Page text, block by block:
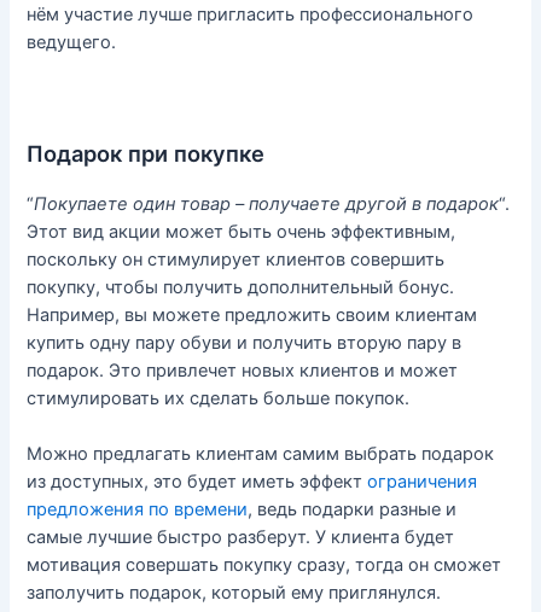
нём участие лучше пригласить профессионального
ведущего.
Подарок при покупке
“Покупаете один товар – получаете другой в подарок“.
Этот вид акции может быть очень эффективным,
поскольку он стимулирует клиентов совершить
покупку, чтобы получить дополнительный бонус.
Например, вы можете предложить своим клиентам
купить одну пару обуви и получить вторую пару в
подарок. Это привлечет новых клиентов и может
стимулировать их сделать больше покупок.
Можно предлагать клиентам самим выбрать подарок
из доступных, это будет иметь эффект ограничения
предложения по времени, ведь подарки разные и
самые лучшие быстро разберут. У клиента будет
мотивация совершать покупку сразу, тогда он сможет
заполучить подарок, который ему приглянулся.